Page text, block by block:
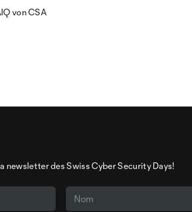
von CSA
newsletter des Swiss Cyber Security Days!